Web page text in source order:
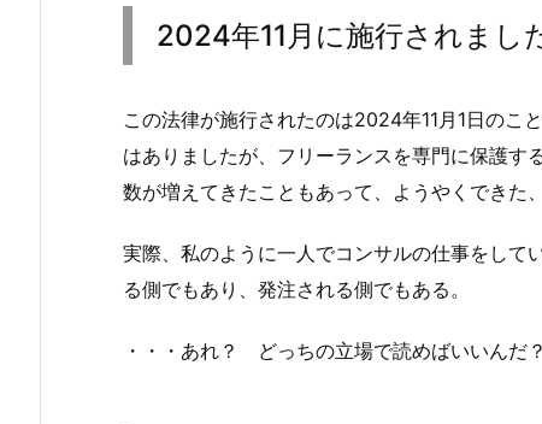
2024年11月に施行されまし
この法律が施行されたのは2024年11月1日のこ
はありましたが、フリーランスを専門に保護す
数が増えてきたこともあって、ようやくできた
実際、私のように一人でコンサルの仕事をして
る側でもあり、発注される側でもある。
・・・あれ？ どっちの立場で読めばいいんだ？